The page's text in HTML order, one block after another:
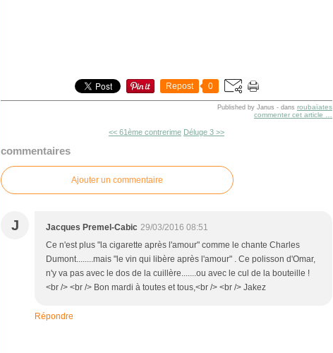
Repost 0
Published by Janus - dans roubaïates
commenter cet article
<< 61ème contrerime Déluge 3 >>
commentaires
Ajouter un commentaire
J Jacques Premel-Cabic 29/03/2016 08:51
Ce n'est plus "la cigarette après l'amour" comme le chante Charles
Dumont........mais "le vin qui libère après l'amour" . Ce polisson d'Omar,
n'y va pas avec le dos de la cuillère.......ou avec le cul de la bouteille !
<br /> <br /> Bon mardi à toutes et tous,<br /> <br /> Jakez
Répondre